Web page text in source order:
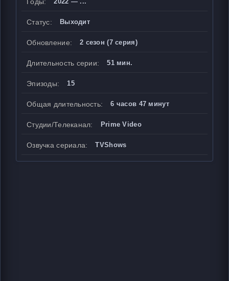
Статус: Выходит
Обновление: 2 сезон (7 серия)
Длительность серии: 51 мин.
Эпизоды: 15
Общая длительность: 6 часов 47 минут
Студии/Телеканал: Prime Video
Озвучка сериала: TVShows